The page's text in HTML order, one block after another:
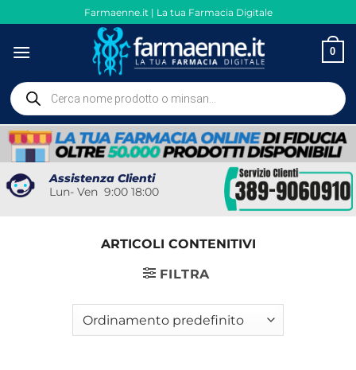
ai
contenuti
Farmaenne.it | La tua Farmacia Digitale
0
Ricerca
prodotti
Assistenza Clienti
Lun- Ven 9:00 18:00
ARTICOLI CONTENITIVI
FILTRA